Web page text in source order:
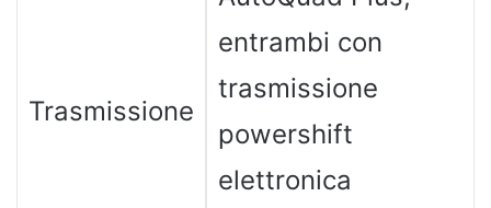
Trasmissione
entrambi con
trasmissione
powershift
elettronica